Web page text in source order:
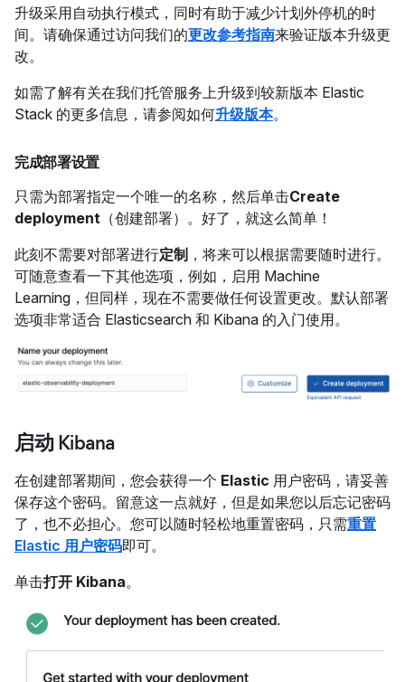
升级采用自动执行模式，同时有助于减少计划外停机的时
间。请确保通过访问我们的更改参考指南来验证版本升级更
改。
如需了解有关在我们托管服务上升级到较新版本 Elastic
Stack 的更多信息，请参阅如何升级版本。
完成部署设置
只需为部署指定一个唯一的名称，然后单击Create
deployment （创建部署）。好了，就这么简单！
此刻不需要对部署进行定制 ，将来可以根据需要随时进行。
可随意查看一下其他选项，例如，启用 Machine
Learning，但同样，现在不需要做任何设置更改。默认部署
选项非常适合 Elasticsearch 和 Kibana 的入门使用。
启动 Kibana
在创建部署期间，您会获得一个 Elastic 用户密码，请妥善
保存这个密码。留意这一点就好，但是如果您以后忘记密码
了，也不必担心。您可以随时轻松地重置密码，只需重置
Elastic 用户密码即可。
单击打开 Kibana。